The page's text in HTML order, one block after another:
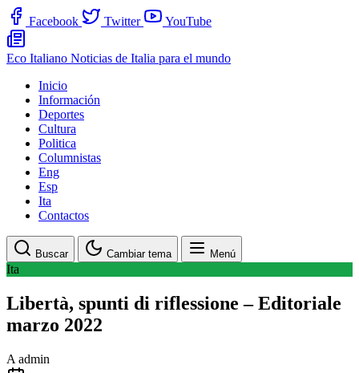
Facebook Twitter YouTube
Eco Italiano Noticias de Italia para el mundo
Inicio
Información
Deportes
Cultura
Politica
Columnistas
Eng
Esp
Ita
Contactos
Buscar Cambiar tema Menú
Ita
Libertà, spunti di riflessione – Editoriale
marzo 2022
A admin